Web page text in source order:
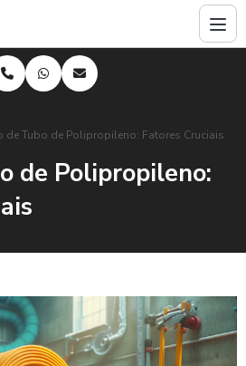
de Tubo de Polipropileno: Fatores Cruciais
de Polipropileno: